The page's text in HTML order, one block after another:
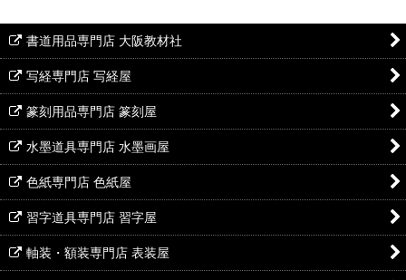
書道用品専門店 大阪教材社
写経専門店 写経屋
篆刻用品専門店 篆刻屋
水墨道具専門店 水墨画屋
色紙専門店 色紙屋
習字道具専門店 習字屋
軸装・額装専門店 表装屋